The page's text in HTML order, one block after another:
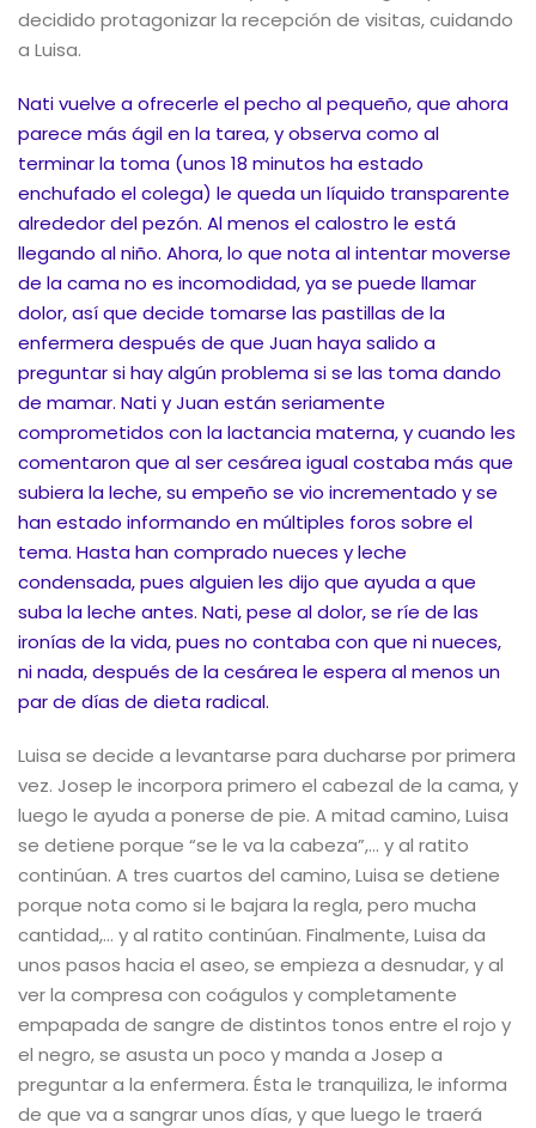
decidido protagonizar la recepción de visitas, cuidando
a Luisa.
Nati vuelve a ofrecerle el pecho al pequeño, que ahora
parece más ágil en la tarea, y observa como al
terminar la toma (unos 18 minutos ha estado
enchufado el colega) le queda un líquido transparente
alrededor del pezón. Al menos el calostro le está
llegando al niño. Ahora, lo que nota al intentar moverse
de la cama no es incomodidad, ya se puede llamar
dolor, así que decide tomarse las pastillas de la
enfermera después de que Juan haya salido a
preguntar si hay algún problema si se las toma dando
de mamar. Nati y Juan están seriamente
comprometidos con la lactancia materna, y cuando les
comentaron que al ser cesárea igual costaba más que
subiera la leche, su empeño se vio incrementado y se
han estado informando en múltiples foros sobre el
tema. Hasta han comprado nueces y leche
condensada, pues alguien les dijo que ayuda a que
suba la leche antes. Nati, pese al dolor, se ríe de las
ironías de la vida, pues no contaba con que ni nueces,
ni nada, después de la cesárea le espera al menos un
par de días de dieta radical.
Luisa se decide a levantarse para ducharse por primera
vez. Josep le incorpora primero el cabezal de la cama, y
luego le ayuda a ponerse de pie. A mitad camino, Luisa
se detiene porque “se le va la cabeza”,… y al ratito
continúan. A tres cuartos del camino, Luisa se detiene
porque nota como si le bajara la regla, pero mucha
cantidad,… y al ratito continúan. Finalmente, Luisa da
unos pasos hacia el aseo, se empieza a desnudar, y al
ver la compresa con coágulos y completamente
empapada de sangre de distintos tonos entre el rojo y
el negro, se asusta un poco y manda a Josep a
preguntar a la enfermera. Ésta le tranquiliza, le informa
de que va a sangrar unos días, y que luego le traerá